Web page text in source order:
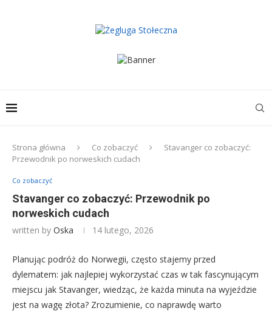
Strona główna Co zobaczyć
Stavanger co zobaczyć:
Przewodnik po norweskich cudach
Co zobaczyć
Stavanger co zobaczyć: Przewodnik po
norweskich cudach
written by Oska 14 lutego, 2026
Planując podróż do Norwegii, często stajemy przed
dylematem: jak najlepiej wykorzystać czas w tak fascynującym
miejscu jak Stavanger, wiedząc, że każda minuta na wyjeździe
jest na wagę złota? Zrozumienie, co naprawdę warto